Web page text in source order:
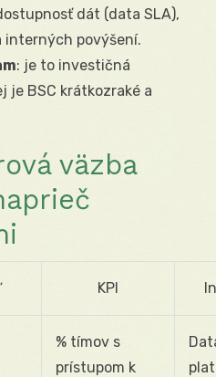
dát (data SLA),
interných povýšení.
: je to investičná
je BSC krátkozraké a
väzba
KPI
% tímov s
prístupom k